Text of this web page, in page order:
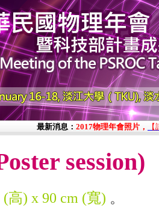
最新消息：2017物理年會照片，【請
session)
高) x 90 cm (寬) 。